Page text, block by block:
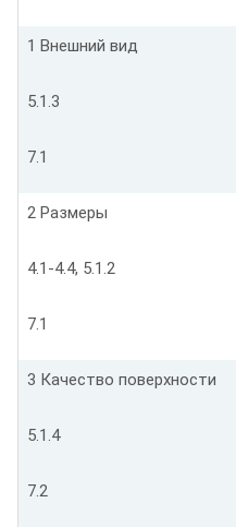
1 Внешний вид
5.1.3
7.1
2 Размеры
4.1-4.4, 5.1.2
7.1
3 Качество поверхности
5.1.4
7.2